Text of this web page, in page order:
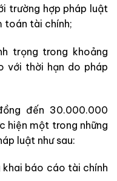
trường hợp pháp luật
toán tài chính;
trọng trong khoảng
với thời hạn do pháp
đến 30.000.000
hiện một trong những
luật như sau:
khai báo cáo tài chính